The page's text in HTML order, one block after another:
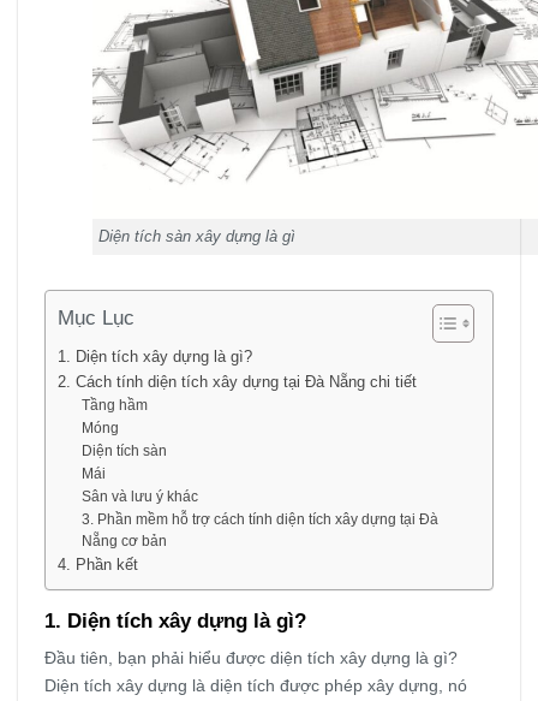
Diện tích sàn xây dựng là gì
Mục Lục
1. Diện tích xây dựng là gì?
2. Cách tính diện tích xây dựng tại Đà Nẵng chi tiết
Tầng hầm
Móng
Diện tích sàn
Mái
Sân và lưu ý khác
3. Phần mềm hỗ trợ cách tính diện tích xây dựng tại Đà
Nẵng cơ bản
4. Phần kết
1. Diện tích xây dựng là gì?
Đầu tiên, bạn phải hiểu được diện tích xây dựng là gì?
Diện tích xây dựng là diện tích được phép xây dựng, nó